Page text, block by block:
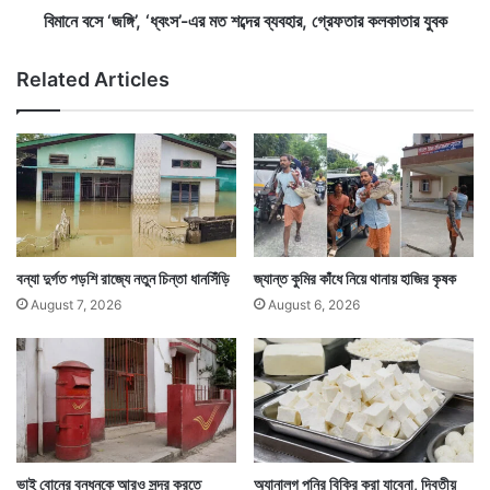
স
’
-
এ
র
ম
শ
ব্দে
র
ব
গ্রে
ফ
তা
বিমানে বসে ‘জঙ্গি’, ‘ধ্বংস’-এর মত শব্দের ব্যবহার, গ্রেফতার কলকাতার যুবক
Related Articles
বন্যা দুর্গত পড়শি রাজ্যে নতুন চিন্তা ধানসিঁড়ি
August 7, 2026
জ্যান্ত কুমির কাঁধে নিয়ে থানায় হাজির কৃষক
August 6, 2026
ভাই বোনের বন্ধনকে আরও সুন্দর করতে
অ্যানালগ পনির বিক্রি করা যাবেনা, দ্বিতীয়